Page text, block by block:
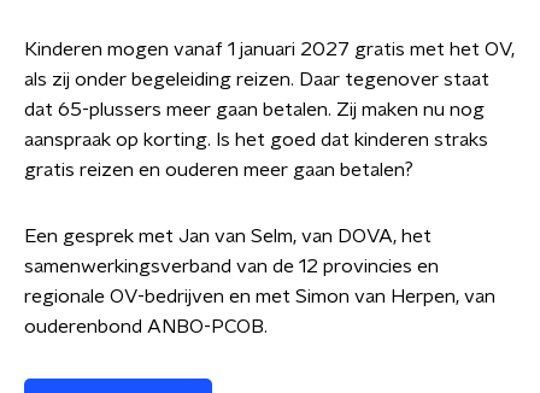
Kinderen mogen vanaf 1 januari 2027 gratis met het OV,
als zij onder begeleiding reizen. Daar tegenover staat
dat 65-plussers meer gaan betalen. Zij maken nu nog
aanspraak op korting. Is het goed dat kinderen straks
gratis reizen en ouderen meer gaan betalen?
Een gesprek met Jan van Selm, van DOVA, het
samenwerkingsverband van de 12 provincies en
regionale OV-bedrijven en met Simon van Herpen, van
ouderenbond ANBO-PCOB.